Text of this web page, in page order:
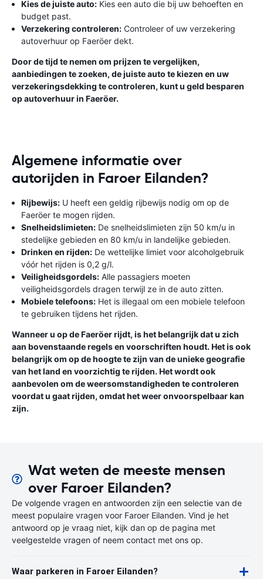
Kies de juiste auto: Kies een auto die bij uw behoeften en
budget past.
Verzekering controleren: Controleer of uw verzekering
autoverhuur op Faeröer dekt.
Door de tijd te nemen om prijzen te vergelijken,
aanbiedingen te zoeken, de juiste auto te kiezen en uw
verzekeringsdekking te controleren, kunt u geld besparen
op autoverhuur in Faeröer.
Algemene informatie over
autorijden in Faroer Eilanden?
Rijbewijs: U heeft een geldig rijbewijs nodig om op de
Faeröer te mogen rijden.
Snelheidslimieten: De snelheidslimieten zijn 50 km/u in
stedelijke gebieden en 80 km/u in landelijke gebieden.
Drinken en rijden: De wettelijke limiet voor alcoholgebruik
vóór het rijden is 0,2 g/l.
Veiligheidsgordels: Alle passagiers moeten
veiligheidsgordels dragen terwijl ze in de auto zitten.
Mobiele telefoons: Het is illegaal om een mobiele telefoon
te gebruiken tijdens het rijden.
Wanneer u op de Faeröer rijdt, is het belangrijk dat u zich
aan bovenstaande regels en voorschriften houdt. Het is ook
belangrijk om op de hoogte te zijn van de unieke geografie
van het land en voorzichtig te rijden. Het wordt ook
aanbevolen om de weersomstandigheden te controleren
voordat u gaat rijden, omdat het weer onvoorspelbaar kan
zijn.
Wat weten de meeste mensen
over Faroer Eilanden?
De volgende vragen en antwoorden zijn een selectie van de
meest populaire vragen voor Faroer Eilanden. Vind je het
antwoord op je vraag niet, kijk dan op de pagina met
veelgestelde vragen of neem contact met ons op.
Waar parkeren in Faroer Eilanden?